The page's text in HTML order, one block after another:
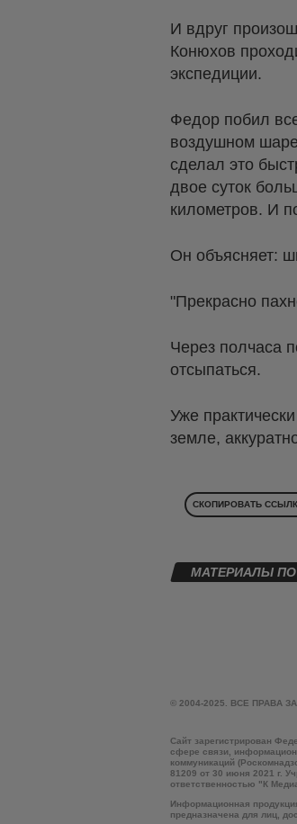
И вдруг
Конюхов
экспедиции.
Федор побил
воздушном
сделал это
двое суток
километров. И
Он объясняет:
"Прекрасно
Через полчаса
отсыпаться.
Уже
земле,
СКОПИРОВАТЬ
МАТЕРИАЛЫ
© 2004-2025. ВСЕ ПРАВА
Сайт зарегистрирован
сфере связи,
коммуникаций
81209 от 30 июня 2021 г.
ответственностью "К
Информационная
предназначена для лиц,